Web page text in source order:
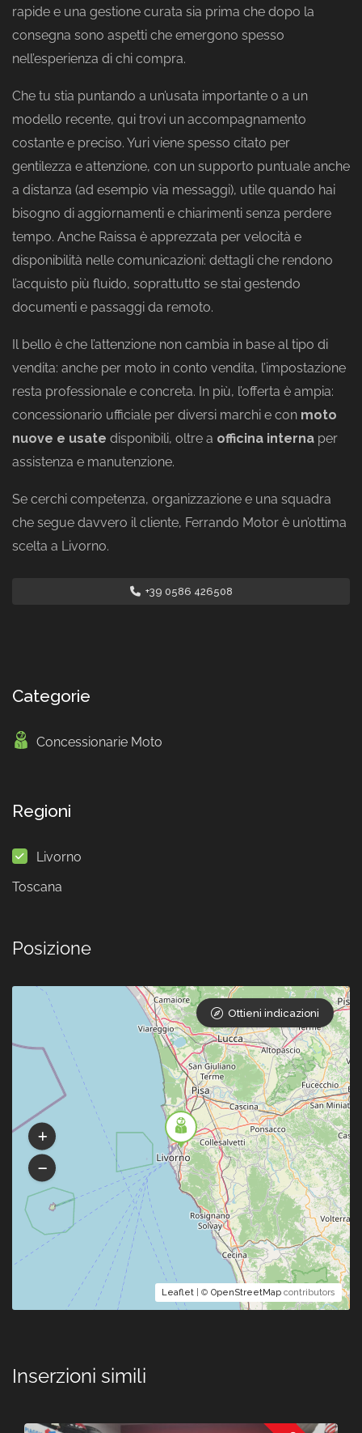
rapide e una gestione curata sia prima che dopo la
consegna sono aspetti che emergono spesso
nell’esperienza di chi compra.
Che tu stia puntando a un’usata importante o a un
modello recente, qui trovi un accompagnamento
costante e preciso. Yuri viene spesso citato per
gentilezza e attenzione, con un supporto puntuale anche
a distanza (ad esempio via messaggi), utile quando hai
bisogno di aggiornamenti e chiarimenti senza perdere
tempo. Anche Raissa è apprezzata per velocità e
disponibilità nelle comunicazioni: dettagli che rendono
l’acquisto più fluido, soprattutto se stai gestendo
documenti e passaggi da remoto.
Il bello è che l’attenzione non cambia in base al tipo di
vendita: anche per moto in conto vendita, l’impostazione
resta professionale e concreta. In più, l’offerta è ampia:
concessionario ufficiale per diversi marchi e con moto
nuove e usate disponibili, oltre a officina interna per
assistenza e manutenzione.
Se cerchi competenza, organizzazione e una squadra
che segue davvero il cliente, Ferrando Motor è un’ottima
scelta a Livorno.
+39 0586 426508
Categorie
Concessionarie Moto
Regioni
Livorno
Toscana
Posizione
Leaflet | © OpenStreetMap contributors
Ottieni indicazioni
Inserzioni simili